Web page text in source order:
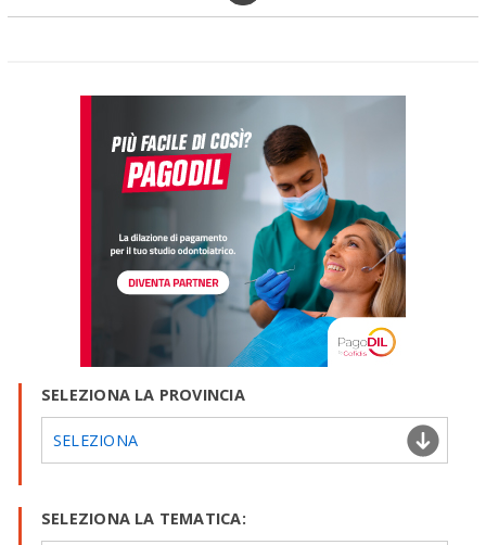
SELEZIONA LA PROVINCIA
SELEZIONA
SELEZIONA LA TEMATICA: